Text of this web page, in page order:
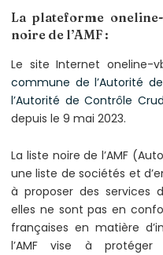
La plateforme
noire de l’AMF :
Le site Internet oneline-
commune de l’Autorité
l’Autorité de Contrôle
depuis le 9 mai 2023.
La liste noire de l’AMF
une liste de sociétés et
à proposer des services
elles ne sont pas en
françaises en matière
l’AMF vise à